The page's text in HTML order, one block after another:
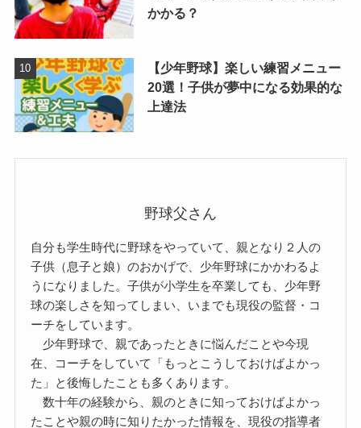
かかる？
【少年野球】楽しい練習メニュー
20選！子供が夢中になる効果的な
上達法
野球父さん
自分も学生時代に野球をやっていて、親となり２人の
子供（息子と娘）のおかげで、少年野球にかかわるよ
うになりました。子供が小学生を卒業しても、少年野
球の楽しさを知ってしまい、いまでも現役の監督・コ
ーチをしています。
少年野球で、親であったときに悩んだことや今現
在、コーチをしていて「もっとこうしておけばよかっ
た」と後悔したことも多くあります。
数十年の経験から、親のときに知っておけばよかっ
たことや親の時に知りたかった情報を、現役の指導者